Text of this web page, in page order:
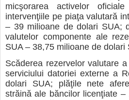
micşorarea activelor
intervenţiile pe piaţa valutară
– 39 milioane de dolari SUA;
valutelor componente ale
SUA – 38,75 milioane de dolari
Scăderea rezervelor valutare
serviciului datoriei externe a
dolari SUA; plăţile nete
străină ale băncilor licenţiate